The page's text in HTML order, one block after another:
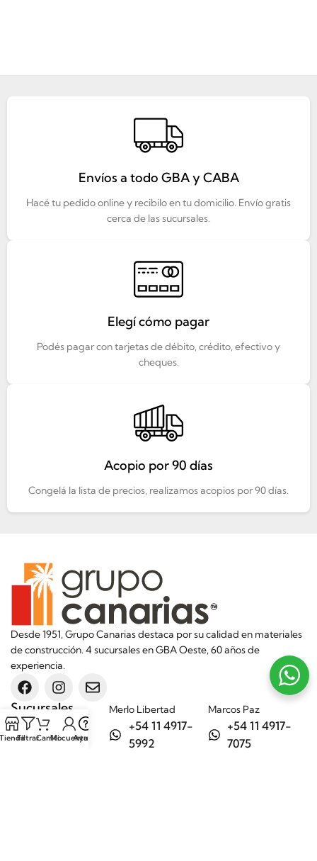
Envíos a todo GBA y CABA
Hacé tu pedido online y recibilo en tu domicilio. Envío gratis
cerca de las sucursales.
Elegí cómo pagar
Podés pagar con tarjetas de débito, crédito, efectivo y
cheques.
Acopio por 90 días
Congelá la lista de precios, realizamos acopios por 90 días.
Desde 1951, Grupo Canarias destaca por su calidad en materiales
de construcción. 4 sucursales en GBA Oeste, 60 años de
experiencia.
Sucursales Merlo Libertad
+54 11 4917-
5992
Marcos Paz
+54 11 4917-
7075
FiltrarCarritoMi cuenta
Ayuda